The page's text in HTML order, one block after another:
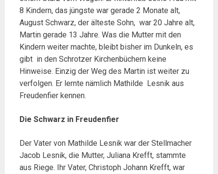
8 Kindern, das jüngste war gerade 2 Monate alt,
August Schwarz, der älteste Sohn, war 20 Jahre alt,
Martin gerade 13 Jahre. Was die Mutter mit den
Kindern weiter machte, bleibt bisher im Dunkeln, es
gibt in den Schrotzer Kirchenbüchern keine
Hinweise. Einzig der Weg des Martin ist weiter zu
verfolgen. Er lernte nämlich Mathilde Lesnik aus
Freudenfier kennen.
Die Schwarz in Freudenfier
Der Vater von Mathilde Lesnik war der Stellmacher
Jacob Lesnik, die Mutter, Juliana Krefft, stammte
aus Riege. Ihr Vater, Christoph Johann Krefft, war